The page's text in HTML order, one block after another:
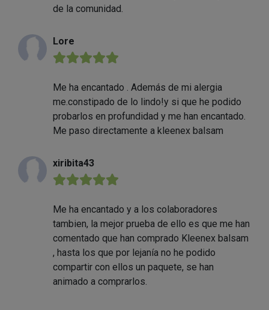
de la comunidad.
Lore
★★★★★
Me ha encantado . Además de mi alergia
me.constipado de lo lindo!y si que he podido
probarlos en profundidad y me han encantado.
Me paso directamente a kleenex balsam
xiribita43
★★★★★
Me ha encantado y a los colaboradores
tambien, la mejor prueba de ello es que me han
comentado que han comprado Kleenex balsam
, hasta los que por lejanía no he podido
compartir con ellos un paquete, se han
animado a comprarlos.